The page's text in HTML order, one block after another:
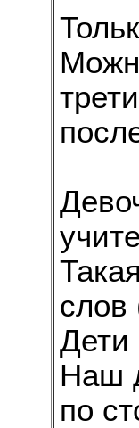
слов
Дети
Наш
по